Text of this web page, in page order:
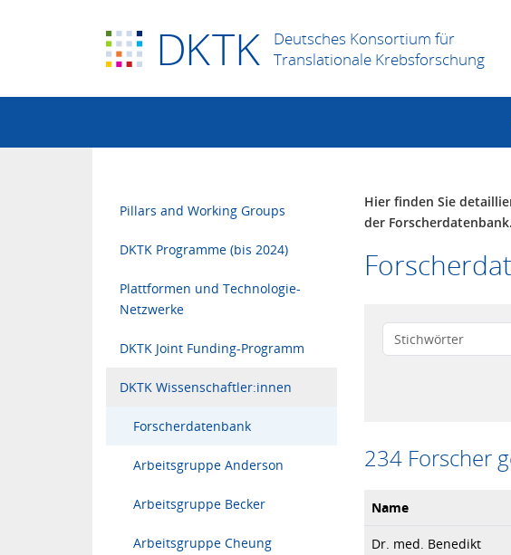
DKTK
Deutsches Konsortium für
Translationale Krebsforschung
Pillars and Working Groups
DKTK Programme (bis 2024)
Plattformen und Technologie-
Netzwerke
DKTK Joint Funding-Programm
DKTK Wissenschaftler:innen
Forscherdatenbank
Arbeitsgruppe Anderson
Arbeitsgruppe Becker
Arbeitsgruppe Cheung
Hier finden Sie
der Forscherdatenbank.
234 Forscher
Name
Dr. med. Benedikt